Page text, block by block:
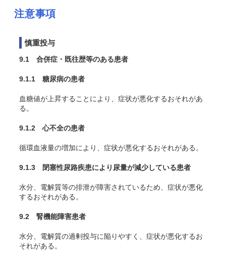
注意事項
慎重投与
9.1 合併症・既往歴等のある患者
9.1.1 糖尿病の患者
血糖値が上昇することにより、症状が悪化するおそれがあ
る。
9.1.2 心不全の患者
循環血液量の増加により、症状が悪化するおそれがある。
9.1.3 閉塞性尿路疾患により尿量が減少している患者
水分、電解質等の排泄が障害されているため、症状が悪化
するおそれがある。
9.2 腎機能障害患者
水分、電解質の過剰投与に陥りやすく、症状が悪化するお
それがある。